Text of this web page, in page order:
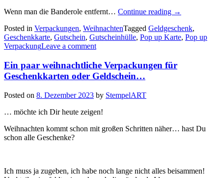
Wenn man die Banderole entfernt… Continue reading „Ein
Pop
up
→
Posted in Verpackungen, WeihnachtenTagged Geldgeschenk,
Geschenkkarte, Gutschein, Gutscheinhülle, Pop up Karte, Pop up
VerpackungLeave a comment
Ein paar weihnachtliche Verpackungen für
Geschenkkarten oder Geldschein…
Posted on 8. Dezember 2023 by StempelART
… möchte ich Dir heute zeigen!
Weihnachten kommt schon mit großen Schritten näher… hast Du
schon alle Geschenke?
Ich muss ja zugeben, ich habe noch lange nicht alles beisammen!